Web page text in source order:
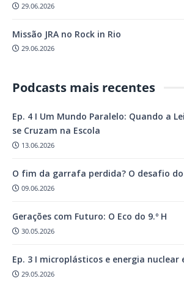
29.06.2026
Missão JRA no Rock in Rio
29.06.2026
Podcasts mais recentes
Ep. 4 I Um Mundo Paralelo: Quando a
se Cruzam na Escola
13.06.2026
O fim da garrafa perdida? O desafio
09.06.2026
Gerações com Futuro: O Eco do 9.º H
30.05.2026
Ep. 3 I microplásticos e energia nuclear
29.05.2026